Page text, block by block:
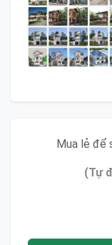
Mua lẻ để
(Tự